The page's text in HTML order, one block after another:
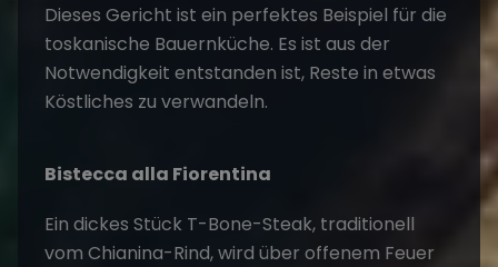
Dieses Gericht ist ein perfektes Beispiel für die
toskanische Bauernküche. Es ist aus der
Notwendigkeit entstanden ist, Reste in etwas
Köstliches zu verwandeln.
Bistecca alla Fiorentina
Ein dickes Stück T-Bone-Steak, traditionell
vom Chianina-Rind, wird über offenem Feuer